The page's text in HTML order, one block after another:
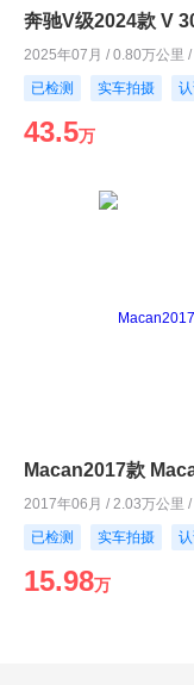
奔驰V级2024款 V
2025年07月 / 0.80万公里
已检测
实车拍摄
43.5万
Macan2017款
2017年06月 / 2.03万公里
已检测
实车拍摄
15.98万